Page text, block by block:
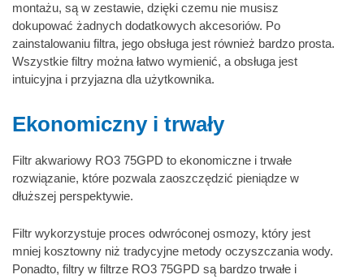
montażu, są w zestawie, dzięki czemu nie musisz
dokupować żadnych dodatkowych akcesoriów. Po
zainstalowaniu filtra, jego obsługa jest również bardzo prosta.
Wszystkie filtry można łatwo wymienić, a obsługa jest
intuicyjna i przyjazna dla użytkownika.
Ekonomiczny i trwały
Filtr akwariowy RO3 75GPD to ekonomiczne i trwałe
rozwiązanie, które pozwala zaoszczędzić pieniądze w
dłuższej perspektywie.
Filtr wykorzystuje proces odwróconej osmozy, który jest
mniej kosztowny niż tradycyjne metody oczyszczania wody.
Ponadto, filtry w filtrze RO3 75GPD są bardzo trwałe i